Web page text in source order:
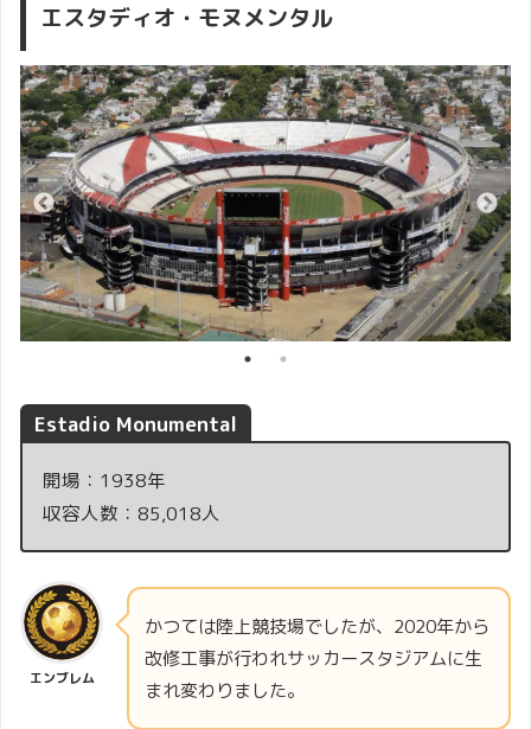
エスタディオ・モヌメンタル
Estadio Monumental
開場：1938年
収容人数：85,018人
エンブレム
かつては陸上競技場でしたが、2020年から
改修工事が行われサッカースタジアムに生
まれ変わりました。